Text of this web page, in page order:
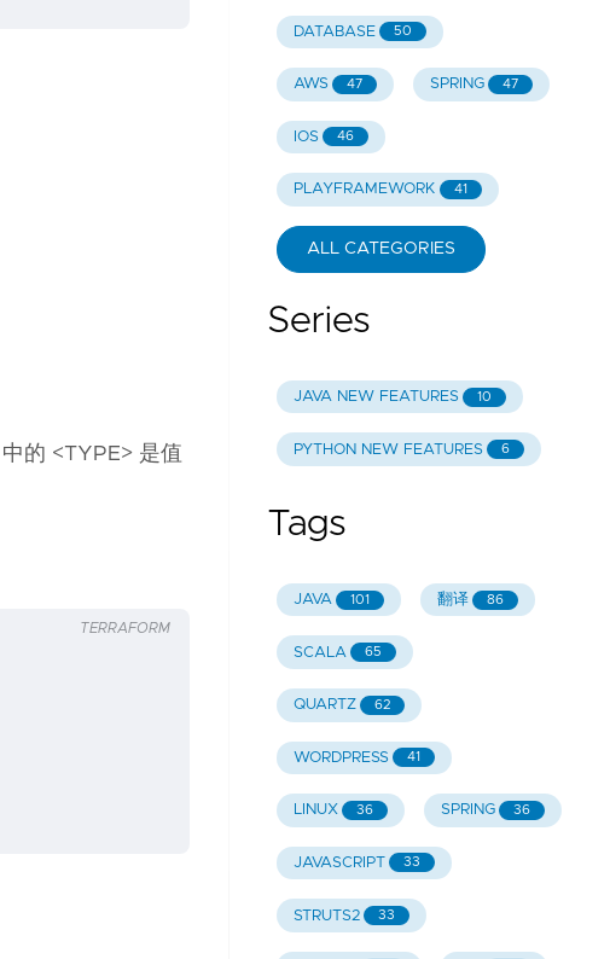
中的 <TYPE> 是值
TERRAFORM
DATABASE 50
AWS 47 SPRING 47
IOS 46
PLAYFRAMEWORK 41
ALL CATEGORIES
Series
JAVA NEW FEATURES 10
PYTHON NEW FEATURES 6
Tags
JAVA 101 翻译 86
SCALA 65
QUARTZ 62
WORDPRESS 41
LINUX 36 SPRING 36
JAVASCRIPT 33
STRUTS2 33